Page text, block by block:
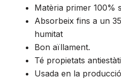
Matèria primer 100%
Absorbeix fins a un
humitat
Bon aïllament.
Té propietats
Usada en la